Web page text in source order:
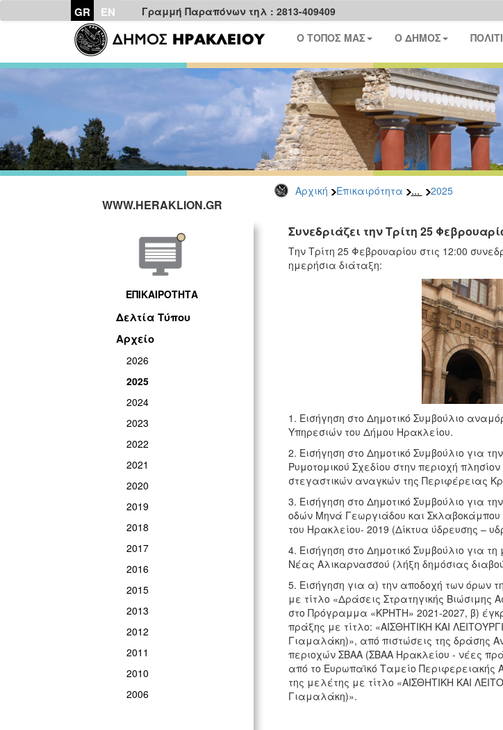
GR EN Γραμμή Παραπόνων τηλ : 2813-409409
Ο ΤΟΠΟΣ ΜΑΣ Ο ΔΗΜΟΣ
Αρχική Επικαιρότητα ... 2025
WWW.HERAKLION.GR
ΕΠΙΚΑΙΡΟΤΗΤΑ
Δελτία Τύπου
Αρχείο
2026
2025
2024
2023
2022
2021
2020
2019
2018
2017
2016
2015
2013
2012
2011
2010
2006
Συνεδριάζει την Τρίτη 25
Την Τρίτη 25 Φεβρουαρίου στις 12:00
ημερήσια διάταξη:
1. Εισήγηση στο Δημοτικό Συμβούλιο
Υπηρεσιών του Δήμου Ηρακλείου.
2. Εισήγηση στο Δημοτικό Συμβούλιο για
Ρυμοτομικού Σχεδίου στην περιοχή
στεγαστικών αναγκών της Περιφέρειας
3. Εισήγηση στο Δημοτικό Συμβούλιο για
οδών Μηνά Γεωργιάδου και Σκλαβοκάμπου
του Ηρακλείου- 2019 (Δίκτυα ύδρευσης –
4. Εισήγηση στο Δημοτικό Συμβούλιο για
Νέας Αλικαρνασσού (λήξη δημόσιας
5. Εισήγηση για α) την αποδοχή των όρων
με τίτλο «Δράσεις Στρατηγικής
στο Πρόγραμμα «ΚΡΗΤΗ» 2021-2027, β)
πράξης με τίτλο: «ΑΙΣΘΗΤΙΚΗ ΚΑΙ
Γιαμαλάκη)», από πιστώσεις της δράσης
περιοχών ΣΒΑΑ (ΣΒΑΑ Ηρακλείου - νέες
από το Ευρωπαϊκό Ταμείο Περιφερειακής
της μελέτης με τίτλο «ΑΙΣΘΗΤΙΚΗ ΚΑΙ
Γιαμαλάκη)».